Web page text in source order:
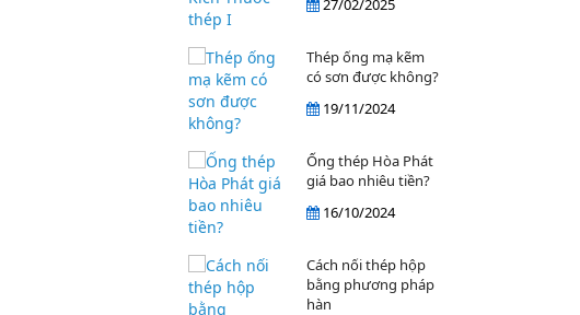
27/02/2025
Thép ống mạ kẽm
có sơn được không?
19/11/2024
Ống thép Hòa Phát
giá bao nhiêu tiền?
16/10/2024
Cách nối thép hộp
bằng phương pháp
hàn